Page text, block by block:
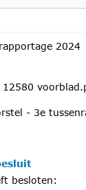
2024
12580
- 3e
besloten: